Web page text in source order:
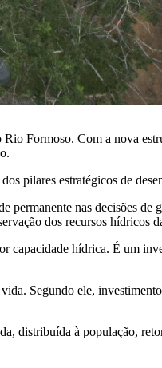
Formoso. Com a nova
pilares estratégicos de
permanente nas decisões
dos recursos hídricos
hídrica. É um
Segundo ele,
distribuída à população,